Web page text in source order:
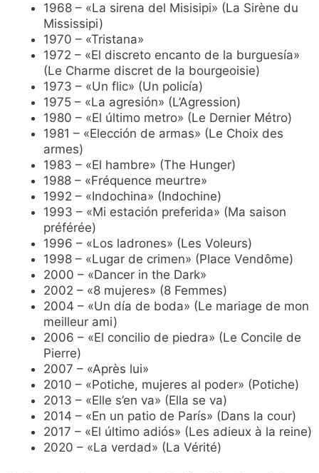
1968 – «La sirena del Misisipi» (La Sirène du
Mississipi)
1970 – «Tristana»
1972 – «El discreto encanto de la burguesía»
(Le Charme discret de la bourgeoisie)
1973 – «Un flic» (Un policía)
1975 – «La agresión» (L’Agression)
1980 – «El último metro» (Le Dernier Métro)
1981 – «Elección de armas» (Le Choix des
armes)
1983 – «El hambre» (The Hunger)
1988 – «Fréquence meurtre»
1992 – «Indochina» (Indochine)
1993 – «Mi estación preferida» (Ma saison
préférée)
1996 – «Los ladrones» (Les Voleurs)
1998 – «Lugar de crimen» (Place Vendôme)
2000 – «Dancer in the Dark»
2002 – «8 mujeres» (8 Femmes)
2004 – «Un día de boda» (Le mariage de mon
meilleur ami)
2006 – «El concilio de piedra» (Le Concile de
Pierre)
2007 – «Après lui»
2010 – «Potiche, mujeres al poder» (Potiche)
2013 – «Elle s’en va» (Ella se va)
2014 – «En un patio de París» (Dans la cour)
2017 – «El último adiós» (Les adieux à la reine)
2020 – «La verdad» (La Vérité)